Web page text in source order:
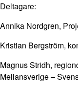
Deltagare:
Annika Nordgren,
Kristian Bergström,
Magnus Stridh,
Mellansverige –